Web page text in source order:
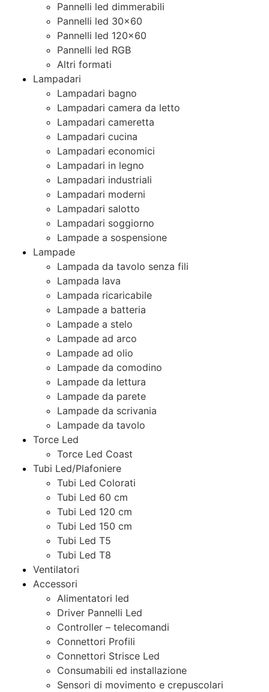
Pannelli led dimmerabili
Pannelli led 30×60
Pannelli led 120×60
Pannelli led RGB
Altri formati
Lampadari
Lampadari bagno
Lampadari camera da letto
Lampadari cameretta
Lampadari cucina
Lampadari economici
Lampadari in legno
Lampadari industriali
Lampadari moderni
Lampadari salotto
Lampadari soggiorno
Lampade a sospensione
Lampade
Lampada da tavolo senza fili
Lampada lava
Lampada ricaricabile
Lampade a batteria
Lampade a stelo
Lampade ad arco
Lampade ad olio
Lampade da comodino
Lampade da lettura
Lampade da parete
Lampade da scrivania
Lampade da tavolo
Torce Led
Torce Led Coast
Tubi Led/Plafoniere
Tubi Led Colorati
Tubi Led 60 cm
Tubi Led 120 cm
Tubi Led 150 cm
Tubi Led T5
Tubi Led T8
Ventilatori
Accessori
Alimentatori led
Driver Pannelli Led
Controller – telecomandi
Connettori Profili
Connettori Strisce Led
Consumabili ed installazione
Sensori di movimento e crepuscolari